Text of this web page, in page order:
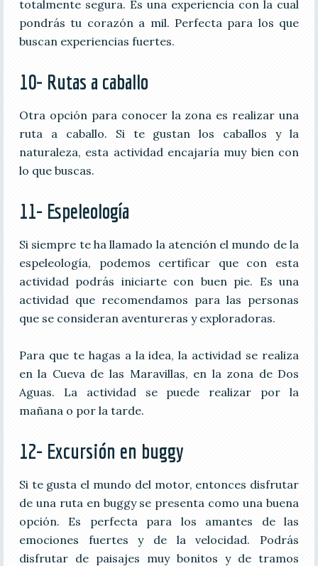
totalmente segura. Es una experiencia con la cual
pondrás tu corazón a mil. Perfecta para los que
buscan experiencias fuertes.
10- Rutas a caballo
Otra opción para conocer la zona es realizar una
ruta a caballo. Si te gustan los caballos y la
naturaleza, esta actividad encajaría muy bien con
lo que buscas.
11- Espeleología
Si siempre te ha llamado la atención el mundo de la
espeleología, podemos certificar que con esta
actividad podrás iniciarte con buen pie. Es una
actividad que recomendamos para las personas
que se consideran aventureras y exploradoras.
Para que te hagas a la idea, la actividad se realiza
en la Cueva de las Maravillas, en la zona de Dos
Aguas. La actividad se puede realizar por la
mañana o por la tarde.
12- Excursión en buggy
Si te gusta el mundo del motor, entonces disfrutar
de una ruta en buggy se presenta como una buena
opción. Es perfecta para los amantes de las
emociones fuertes y de la velocidad. Podrás
disfrutar de paisajes muy bonitos y de tramos